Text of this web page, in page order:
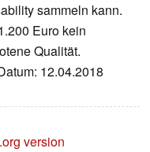
sammeln kann.
Euro kein
Qualität.
12.04.2018
version